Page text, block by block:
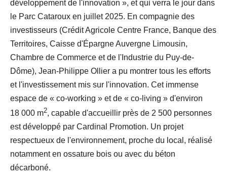
développement de l'innovation », et qui verra le jour dans
le Parc Cataroux en juillet 2025. En compagnie des
investisseurs (Crédit Agricole Centre France, Banque des
Territoires, Caisse d'Épargne Auvergne Limousin,
Chambre de Commerce et de l'Industrie du Puy-de-
Dôme), Jean-Philippe Ollier a pu montrer tous les efforts
et l'investissement mis sur l'innovation. Cet immense
espace de « co-working » et de « co-living » d'environ
18 000 m2, capable d'accueillir près de 2 500 personnes
est développé par Cardinal Promotion. Un projet
respectueux de l'environnement, proche du local, réalisé
notamment en ossature bois ou avec du béton
décarboné.